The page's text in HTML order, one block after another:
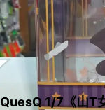
QuesQ 1/7《山T